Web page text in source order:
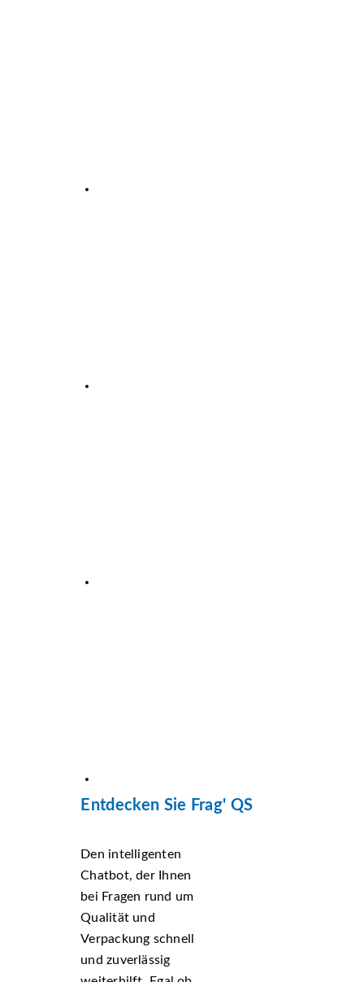
Entdecken Sie Frag' QS
Den intelligenten
Chatbot, der Ihnen
bei Fragen rund um
Qualität und
Verpackung schnell
und zuverlässig